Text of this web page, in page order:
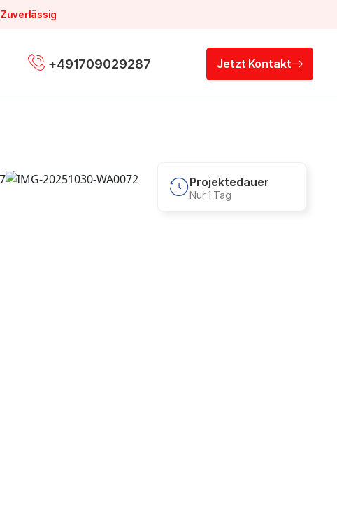
Zuverlässig
+491709029287 Jetzt Kontakt
Projektedauer
Nur 1 Tag